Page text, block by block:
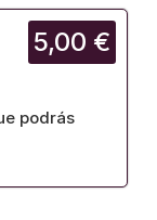
5,00 €
podrás